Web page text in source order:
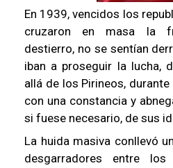
En 1939, vencidos los
cruzaron en masa la
destierro, no se sentían
iban a proseguir la lucha,
allá de los Pirineos,
con una constancia y
si fuese necesario, de sus
La huida masiva conllevó
desgarradores entre